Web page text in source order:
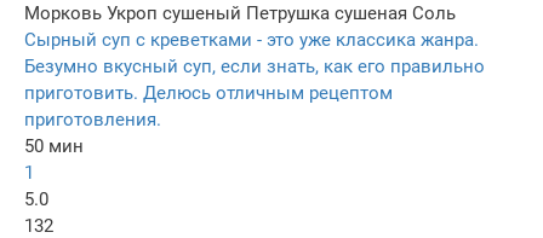
Морковь Укроп сушеный Петрушка сушеная Соль
Сырный суп с креветками - это уже классика жанра.
Безумно вкусный суп, если знать, как его правильно
приготовить. Делюсь отличным рецептом
приготовления.
50 мин
1
5.0
132